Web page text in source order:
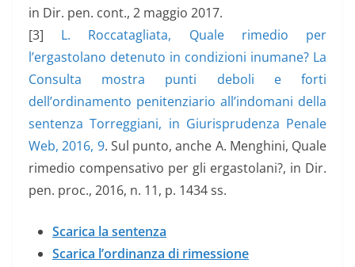
in Dir. pen. cont., 2 maggio 2017.
[3] L. Roccatagliata, Quale rimedio per
l’ergastolano detenuto in condizioni inumane? La
Consulta mostra punti deboli e forti
dell’ordinamento penitenziario all’indomani della
sentenza Torreggiani, in Giurisprudenza Penale
Web, 2016, 9. Sul punto, anche A. Menghini, Quale
rimedio compensativo per gli ergastolani?, in Dir.
pen. proc., 2016, n. 11, p. 1434 ss.
Scarica la sentenza
Scarica l’ordinanza di rimessione